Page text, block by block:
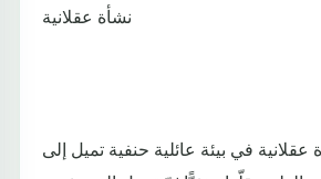
نشأة عقلانية
في بيئة عائلية حنفية تميل إلى